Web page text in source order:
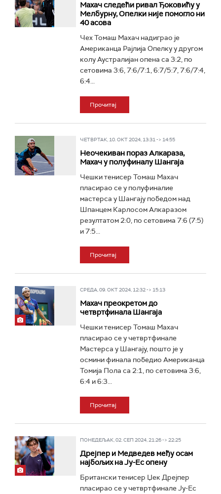
Махач следећи ривал Ђоковићу у
Мелбурну, Опелки није помогло ни
40 асова
Чех Томаш Махач надиграо је
Американца Рајлија Опелку у другом
колу Аустралијан опена са 3:2, по
сетовима 3:6, 7:6/7:1, 6:7/5:7, 7:6/7:4,
6:4...
Прочитај
ЧЕТВРТАК, 10. ОКТ 2024, 13:31 -> 14:55
Неочекиван пораз Алкараза,
Махач у полуфиналу Шангаја
Чешки тенисер Томаш Махач
пласирао се у полуфиналие
мастерса у Шангају победом над
Шпанцем Карлосом Алкаразом
резултатом 2:0, по сетовима 7:6 (7:5)
и 7:5...
Прочитај
СРЕДА, 09. ОКТ 2024, 12:32 -> 15:13
Махач преокретом до
четвртфинала Шангаја
Чешки тенисер Томаш Махач
пласирао се у четвртфинале
Мастерса у Шангају, пошто је у
осмини финала победио Американца
Томија Пола са 2:1, по сетовима 3:6,
6:4 и 6:3...
Прочитај
ПОНЕДЕЉАК, 02. СЕП 2024, 21:26 -> 22:25
Дрејпер и Медведев међу осам
најбољих на Ју-Ес опену
Британски тенисер Џек Дрејпер
пласирао се у четвртфинале Ју-Ес